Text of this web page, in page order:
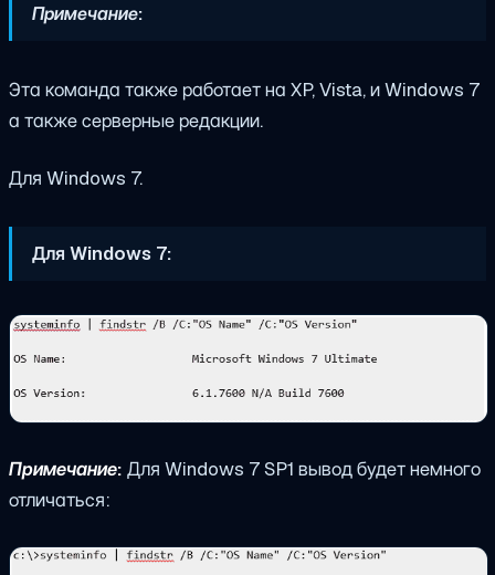
Примечание:
Эта команда также работает на XP, Vista,иWindows 7
а также серверные редакции.
Для Windows 7.
Для Windows 7:
Примечание: Для Windows 7 SP1 вывод будет немного
отличаться: